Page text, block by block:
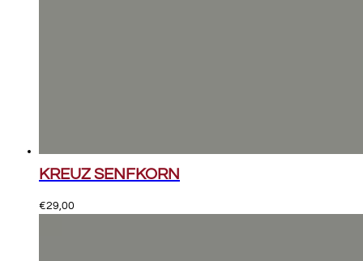
KREUZ SENFKORN
€29,00